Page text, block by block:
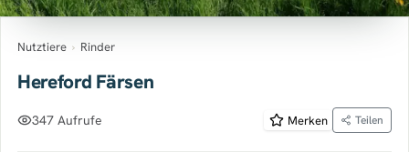
Nutztiere › Rinder
Hereford Färsen
347 Aufrufe Merken Teilen